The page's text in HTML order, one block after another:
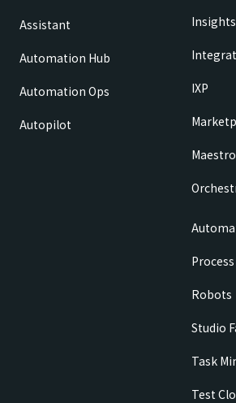
Assistant
Automation Hub
Automation Ops
Autopilot
Insights
IXP
Maestro
Robots
Studio
Task
Test